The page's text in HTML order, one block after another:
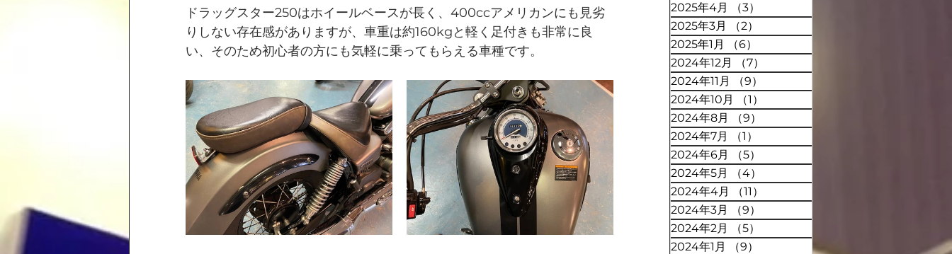
2025年4月
（3）
2025年3月
（2）
2025年1月
（6）
2024年12月
（7）
2024年11月
（9）
2024年10月
（1）
2024年8月
（9）
2024年7月
（1）
2024年6月
（5）
2024年5月
（4）
2024年4月
（11）
2024年3月
（9）
2024年2月
（5）
2024年1月
（9）
ドラッグスター250はホイールベースが長く、400ccアメリカンにも見劣
りしない存在感がありますが、車重は約160kgと軽く足付きも非常に良
い、そのため初心者の方にも気軽に乗ってもらえる車種です。